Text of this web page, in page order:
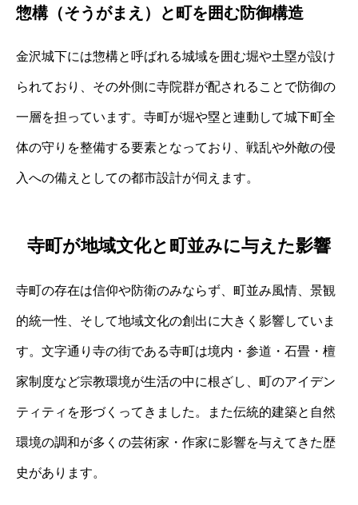
惣構（そうがまえ）と町を囲む防御構造
金沢城下には惣構と呼ばれる城域を囲む堀や土塁が設け
られており、その外側に寺院群が配されることで防御の
一層を担っています。寺町が堀や塁と連動して城下町全
体の守りを整備する要素となっており、戦乱や外敵の侵
入への備えとしての都市設計が伺えます。
寺町が地域文化と町並みに与えた影響
寺町の存在は信仰や防衛のみならず、町並み風情、景観
的統一性、そして地域文化の創出に大きく影響していま
す。文字通り寺の街である寺町は境内・参道・石畳・檀
家制度など宗教環境が生活の中に根ざし、町のアイデン
ティティを形づくってきました。また伝統的建築と自然
環境の調和が多くの芸術家・作家に影響を与えてきた歴
史があります。